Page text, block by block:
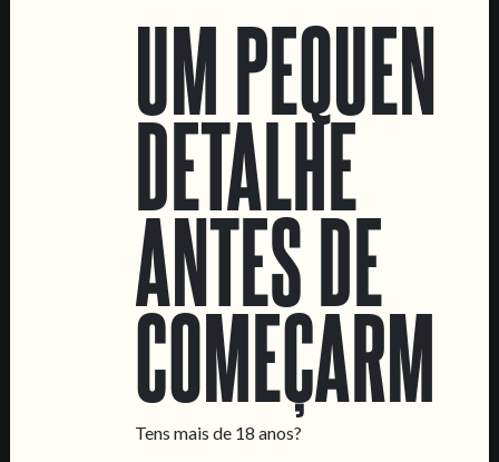
BARREL AGED FRUIT
UM PEQUENO
DETALHE
ANTES DE
Tens mais de 18 anos?